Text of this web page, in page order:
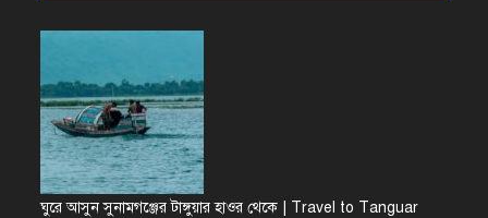
ঘুরে আসুন সুনামগঞ্জের টাঙ্গুয়ার হাওর থেকে | Travel to Tanguar